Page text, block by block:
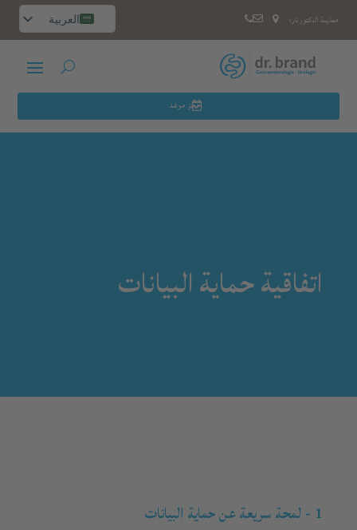
ممارسة الدكتور نار:
العربية
Deutsch
Русский
حجز موعد
اتفاقية حماية البيانات
1 - لمحة سريعة عن حماية البيانات